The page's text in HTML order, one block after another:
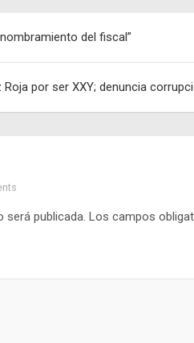
del fiscal”
por ser XXY; denuncia
será publicada. Los campos